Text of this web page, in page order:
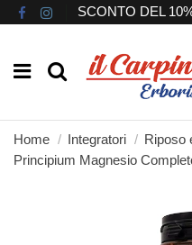
SCONTO DEL
Home Integratori
Riposo
Principium Magnesio